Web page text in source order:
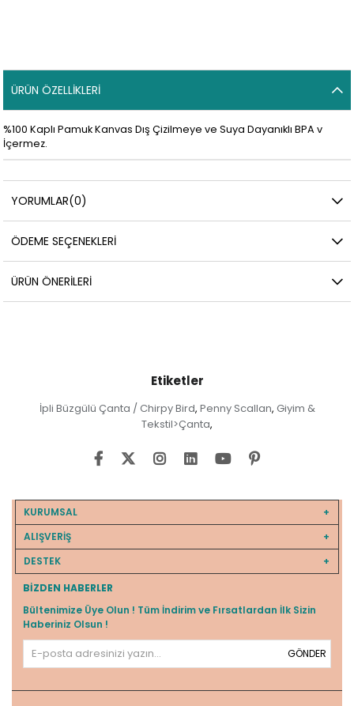
ÜRÜN ÖZELLIKLERI
%100 Kaplı Pamuk Kanvas Dış Çizilmeye ve Suya Dayanıklı BPA v
İçermez.
YORUMLAR(0)
ÖDEME SEÇENEKLERI
ÜRÜN ÖNERILERI
Etiketler
İpli Büzgülü Çanta / Chirpy Bird, Penny Scallan, Giyim &
Tekstil>Çanta,
KURUMSAL
ALIŞVERİŞ
DESTEK
BIZDEN HABERLER
Bültenimize Üye Olun ! Tüm İndirim ve Fırsatlardan İlk Sizin
Haberiniz Olsun !
GÖNDER